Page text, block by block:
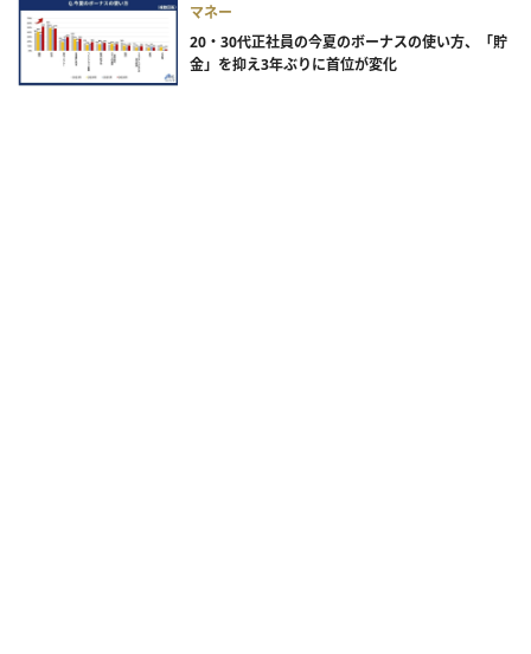
マネー
20・30代正社員の今夏のボーナスの使い方、「貯
金」を抑え3年ぶりに首位が変化